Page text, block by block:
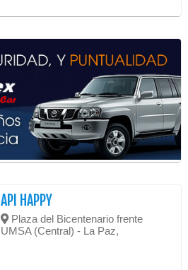
API HAPPY
Plaza del Bicentenario frente
UMSA (Central) - La Paz,